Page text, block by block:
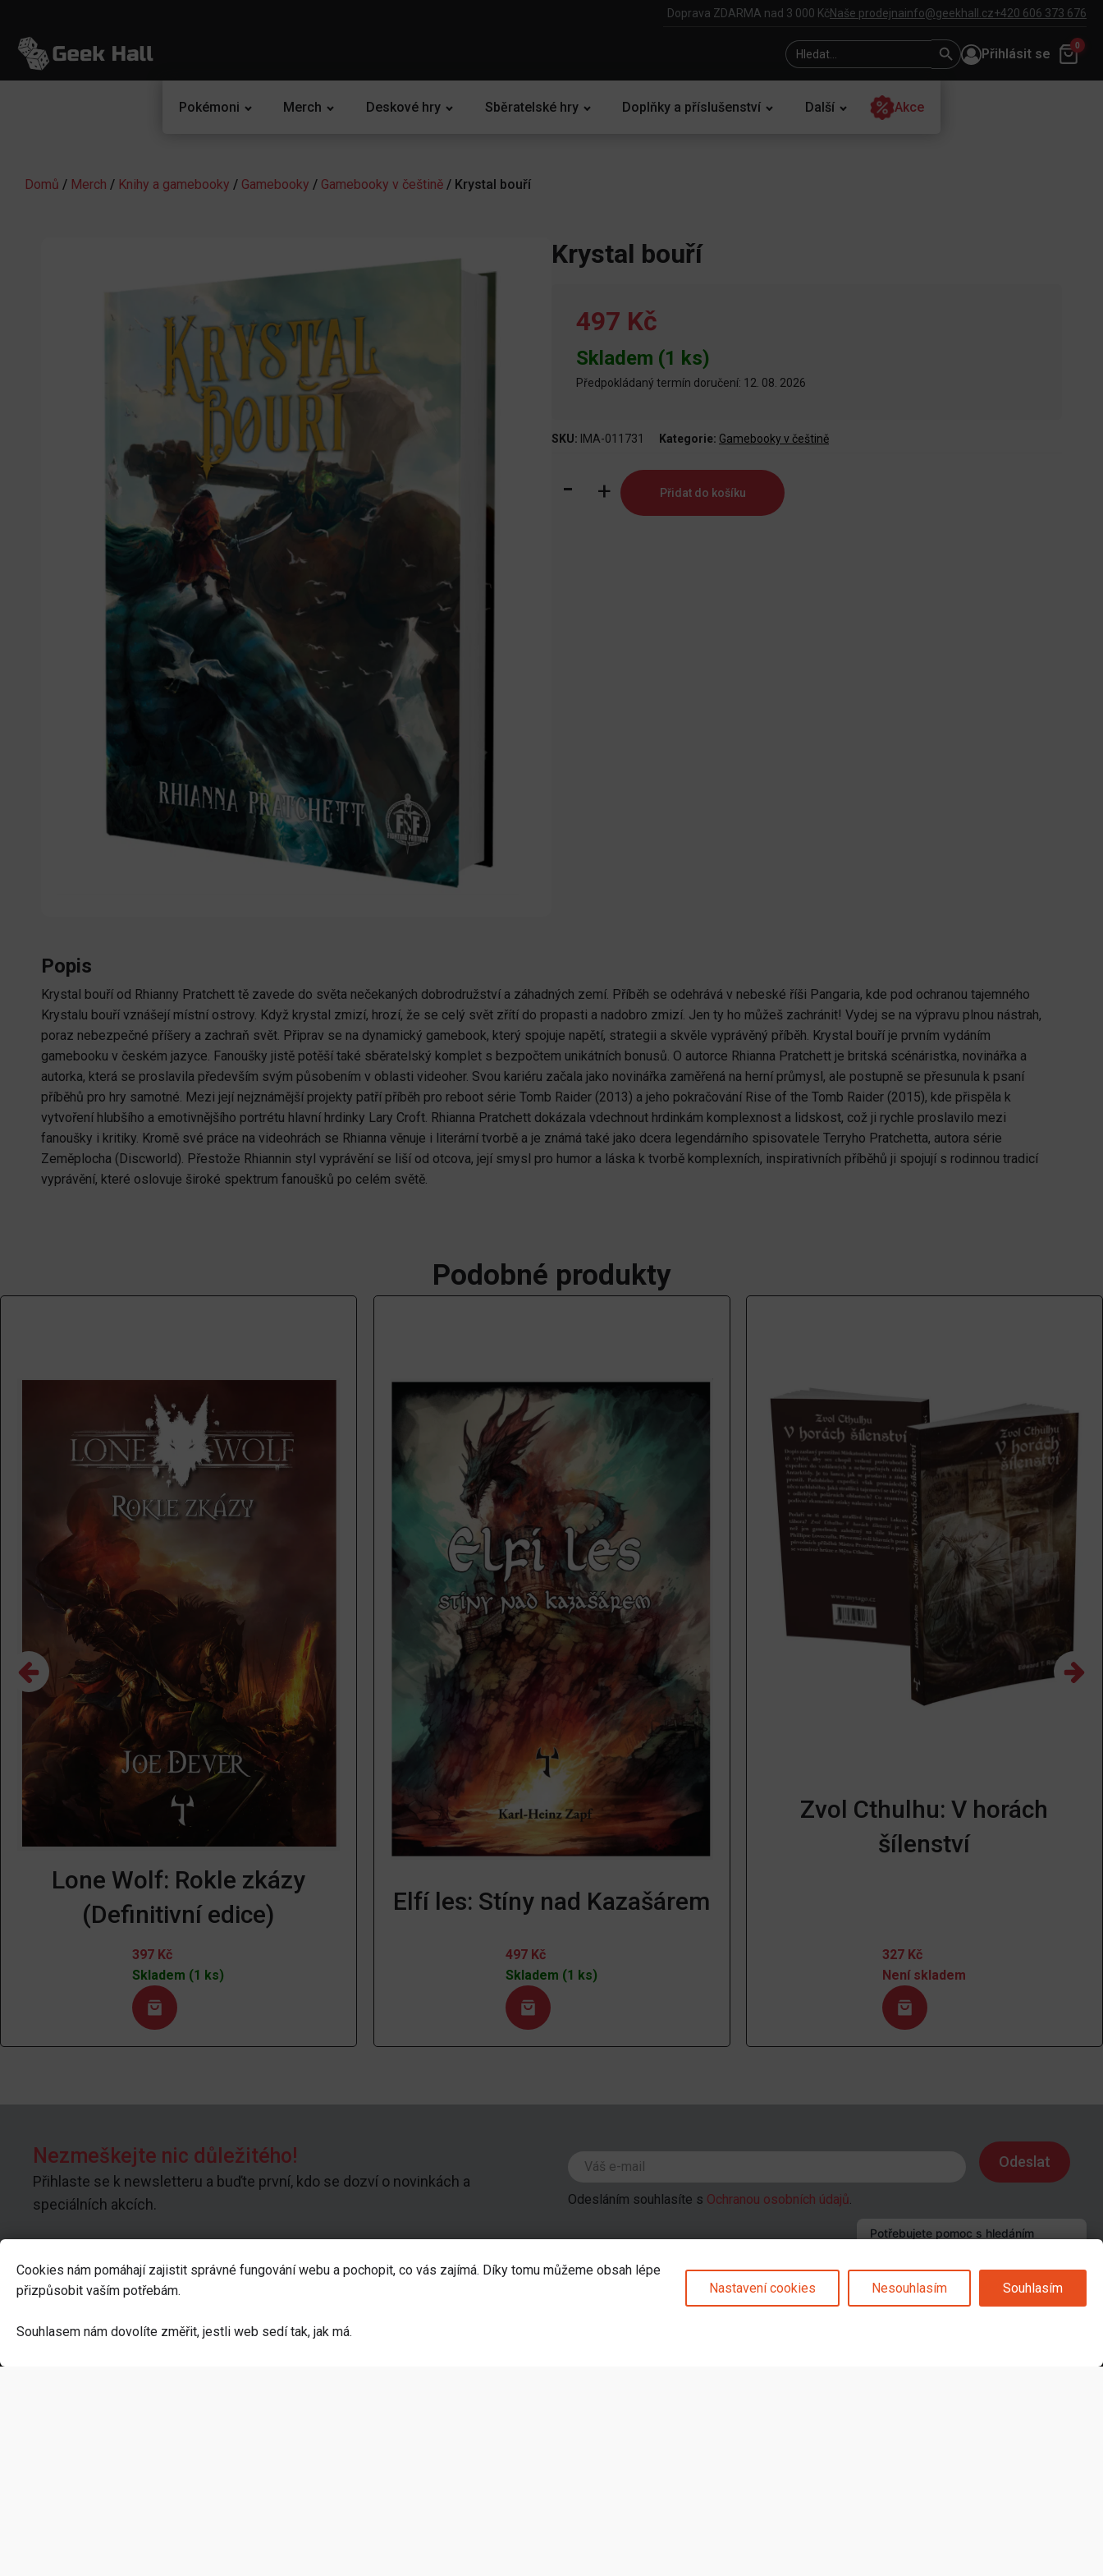
Doprava ZDARMA nad 3 000 KčNaše prodejnainfo@geekhall.cz+420 606 373 676
Search
for:
Search
Button
Přihlásit se
0
Pokémoni Merch Deskové hry Sběratelské hry Doplňky a příslušenství Další Akce
Domů / Merch / Knihy a gamebooky / Gamebooky / Gamebooky v češtině / Krystal bouří
Krystal bouří
497 Kč
Skladem (1 ks)
Předpokládaný termín doručení: 12. 08. 2026
SKU: IMA-011731 Kategorie: Gamebooky v češtině
Krystal
bouří
Přidat do košíku
Popis
Krystal bouří od Rhianny Pratchett tě zavede do světa nečekaných dobrodružství a záhadných zemí. Příběh se odehrává v nebeské říši Pangaria, kde pod ochranou tajemného
Krystalu bouří vznášejí místní ostrovy. Když krystal zmizí, hrozí, že se celý svět zřítí do propasti a nadobro zmizí. Jen ty ho můžeš zachránit! Vydej se na výpravu plnou nástrah,
poraz nebezpečné příšery a zachraň svět. Připrav se na dynamický gamebook, který spojuje napětí, strategii a skvěle vyprávěný příběh. Krystal bouří je prvním vydáním
gamebooku v českém jazyce. Fanoušky jistě potěší také sběratelský komplet s bezpočtem unikátních bonusů. O autorce Rhianna Pratchett je britská scénáristka, novinářka a
autorka, která se proslavila především svým působením v oblasti videoher. Svou kariéru začala jako novinářka zaměřená na herní průmysl, ale postupně se přesunula k psaní
příběhů pro hry samotné. Mezi její nejznámější projekty patří příběh pro reboot série Tomb Raider (2013) a jeho pokračování Rise of the Tomb Raider (2015), kde přispěla k
vytvoření hlubšího a emotivnějšího portrétu hlavní hrdinky Lary Croft. Rhianna Pratchett dokázala vdechnout hrdinkám komplexnost a lidskost, což ji rychle proslavilo mezi
fanoušky i kritiky. Kromě své práce na videohrách se Rhianna věnuje i literární tvorbě a je známá také jako dcera legendárního spisovatele Terryho Pratchetta, autora série
Zeměplocha (Discworld). Přestože Rhiannin styl vyprávění se liší od otcova, její smysl pro humor a láska k tvorbě komplexních, inspirativních příběhů ji spojují s rodinnou tradicí
vyprávění, které oslovuje široké spektrum fanoušků po celém světě.
Podobné produkty
Lone Wolf: Rokle zkázy
(Definitivní edice)
397 Kč
Skladem (1 ks)
Elfí les: Stíny nad Kazašárem
497 Kč
Skladem (1 ks)
Zvol Cthulhu: V horách
šílenství
327 Kč
Není skladem
Nezmeškejte nic důležitého!
Přihlaste se k newsletteru a buďte první, kdo se dozví o novinkách a
speciálních akcích.
Odesláním souhlasíte s Ochranou osobních údajů.
info@geekhall.cz
Kamenná prodejna
Sledujte nás na
Cookies nám pomáhají zajistit správné fungování webu a pochopit, co vás zajímá. Díky tomu můžeme obsah lépe
přizpůsobit vaším potřebám.
Souhlasem nám dovolíte změřit, jestli web sedí tak, jak má.
Nastavení cookies Nesouhlasím Souhlasím